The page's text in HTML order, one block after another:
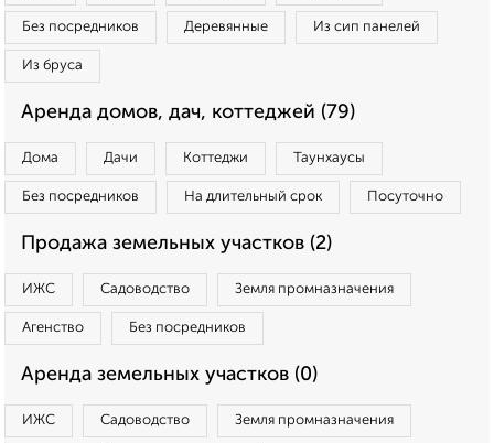
Без посредников Деревянные Из сип панелей
Из бруса
Аренда домов, дач, коттеджей (79)
Дома Дачи Коттеджи Таунхаусы
Без посредников На длительный срок Посуточно
Продажа земельных участков (2)
ИЖС Садоводство Земля промназначения
Агенство Без посредников
Аренда земельных участков (0)
ИЖС Садоводство Земля промназначения